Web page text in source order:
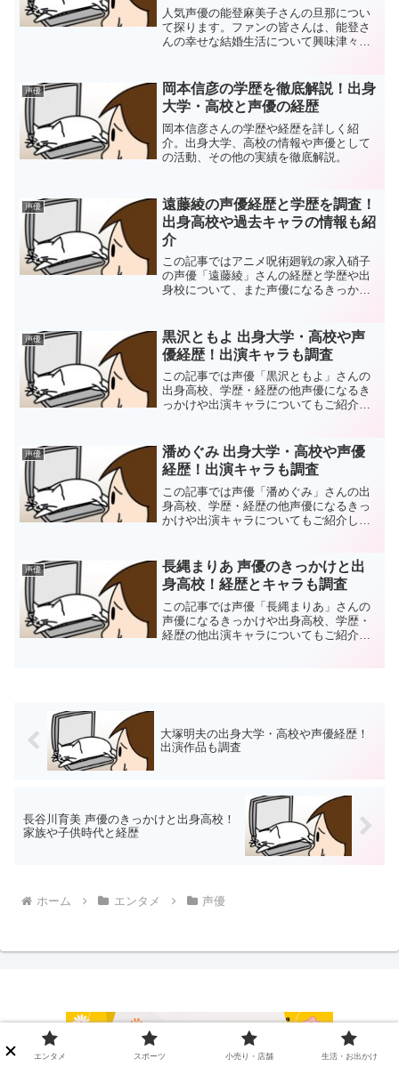
人気声優の能登麻美子さんの旦那につい
て探ります。ファンの皆さんは、能登さ
んの幸せな結婚生活について興味津々で
声優
岡本信彦の学歴を徹底解説！出身
大学・高校と声優の経歴
岡本信彦さんの学歴や経歴を詳しく紹
介。出身大学、高校の情報や声優として
の活動、その他の実績を徹底解説。
声優
遠藤綾の声優経歴と学歴を調査！
出身高校や過去キャラの情報も紹
介
この記事ではアニメ呪術廻戦の家入硝子
の声優「遠藤綾」さんの経歴と学歴や出
身校について、また声優になるきっかけ
声優
黒沢ともよ 出身大学・高校や声
優経歴！出演キャラも調査
この記事では声優「黒沢ともよ」さんの
出身高校、学歴・経歴の他声優になるき
っかけや出演キャラについてもご紹介し
声優
潘めぐみ 出身大学・高校や声優
経歴！出演キャラも調査
この記事では声優「潘めぐみ」さんの出
身高校、学歴・経歴の他声優になるきっ
かけや出演キャラについてもご紹介して
声優
長縄まりあ 声優のきっかけと出
身高校！経歴とキャラも調査
この記事では声優「長縄まりあ」さんの
声優になるきっかけや出身高校、学歴・
経歴の他出演キャラについてもご紹介し
大塚明夫の出身大学・高校や声優経歴！
出演作品も調査
長谷川育美 声優のきっかけと出身高校！
家族や子供時代と経歴
ホーム エンタメ 声優
エンタメ スポーツ 小売り・店舗 生活・お出かけ